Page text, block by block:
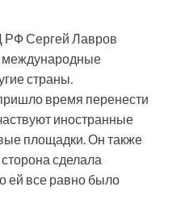
РФ Сергей Лавров
международные
страны.
время перенести
иностранные
площадки. Он также
сделала
ей все равно было